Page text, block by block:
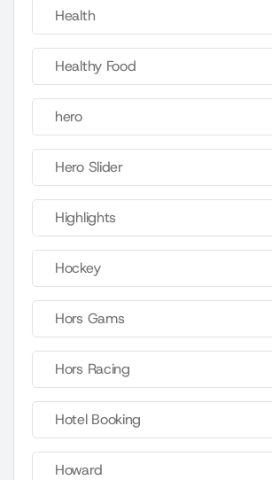
Health
Healthy Food
hero
Hero Slider
Highlights
Hockey
Hors Gams
Hors Racing
Hotel Booking
Howard